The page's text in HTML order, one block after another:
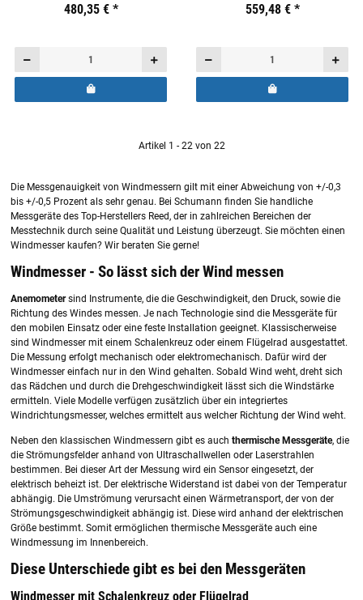
19,44 €inkl. 19% USt.
480,35 € * 19,44 €inkl. 19% USt.
559,48 € *
Artikel 1 - 22 von 22
Die Messgenauigkeit von Windmessern gilt mit einer Abweichung von +/-0,3
bis +/-0,5 Prozent als sehr genau. Bei Schumann finden Sie handliche
Messgeräte des Top-Herstellers Reed, der in zahlreichen Bereichen der
Messtechnik durch seine Qualität und Leistung überzeugt. Sie möchten einen
Windmesser kaufen? Wir beraten Sie gerne!
Windmesser - So lässt sich der Wind messen
Anemometersind Instrumente, die die Geschwindigkeit, den Druck, sowie die
Richtung des Windes messen. Je nach Technologie sind die Messgeräte für
den mobilen Einsatz oder eine feste Installation geeignet. Klassischerweise
sind Windmesser mit einem Schalenkreuz oder einem Flügelrad ausgestattet.
Die Messung erfolgt mechanisch oder elektromechanisch. Dafür wird der
Windmesser einfach nur in den Wind gehalten. Sobald Wind weht, dreht sich
das Rädchen und durch die Drehgeschwindigkeit lässt sich die Windstärke
ermitteln. Viele Modelle verfügen zusätzlich über ein integriertes
Windrichtungsmesser, welches ermittelt aus welcher Richtung der Wind weht.
Neben den klassischen Windmessern gibt es auch thermische Messgeräte, die
die Strömungsfelder anhand von Ultraschallwellen oder Laserstrahlen
bestimmen. Bei dieser Art der Messung wird ein Sensor eingesetzt, der
elektrisch beheizt ist. Der elektrische Widerstand ist dabei von der Temperatur
abhängig. Die Umströmung verursacht einen Wärmetransport, der von der
Strömungsgeschwindigkeit abhängig ist. Diese wird anhand der elektrischen
Größe bestimmt. Somit ermöglichen thermische Messgeräte auch eine
Windmessung im Innenbereich.
Diese Unterschiede gibt es bei den Messgeräten
Windmesser mit Schalenkreuz oder Flügelrad